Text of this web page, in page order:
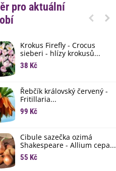
pro aktuální
Krokus Firefly - Crocus
sieberi - hlízy krokusů...
38 Kč
Řebčík královský červený -
Fritillaria...
99 Kč
Cibule sazečka ozimá
Shakespeare - Allium cepa...
55 Kč